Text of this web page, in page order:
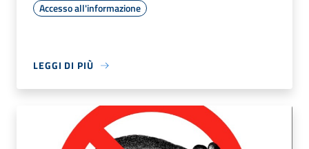
Accesso all'informazione
LEGGI DI PIÙ